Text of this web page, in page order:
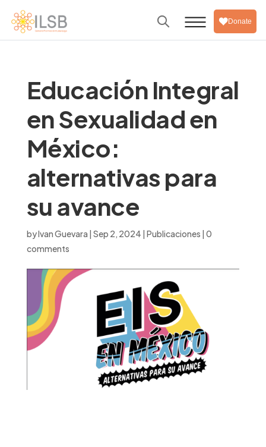
Donate
Educación Integral
en Sexualidad en
México:
alternativas para
su avance
byIvan Guevara | Sep 2, 2024 | Publicaciones | 0
comments